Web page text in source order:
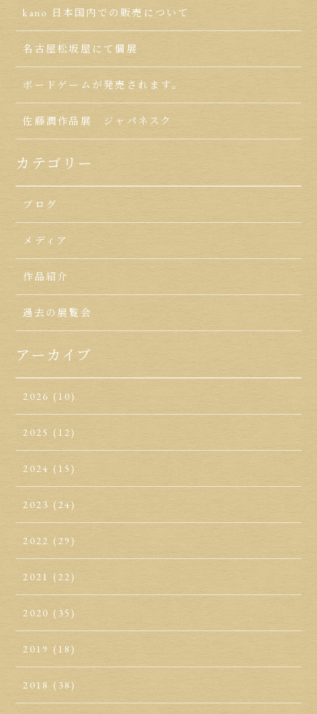
kano 日本国内での販売について
名古屋松坂屋にて個展
ボードゲームが発売されます。
佐藤潤作品展 ジャパネスク
カテゴリー
ブログ
メディア
作品紹介
過去の展覧会
アーカイブ
2026 (10)
2025 (12)
2024 (15)
2023 (24)
2022 (29)
2021 (22)
2020 (35)
2019 (18)
2018 (38)